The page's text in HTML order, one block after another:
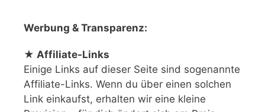
Werbung & Transparenz:
★ Affiliate-Links
Einige Links auf dieser Seite sind sogenannte
Affiliate-Links. Wenn du über einen solchen
Link einkaufst, erhalten wir eine kleine